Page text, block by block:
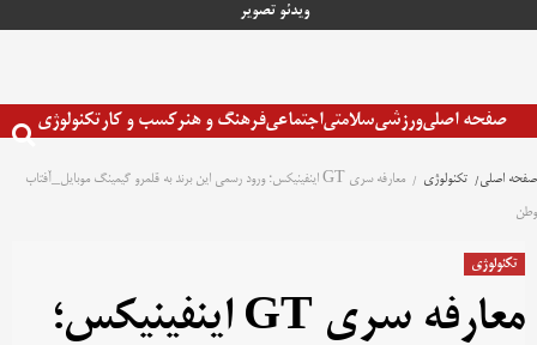
ویدئو تصویر
صفحه اصلیورزشیسلامتیاجتماعیفرهنگ و هنرکسب و کارتکنولوژی
صفحه اصلی تکنولوژی
معارفه سری GT اینفینیکس؛ ورود رسمی این برند به قلمرو گیمینگ موبایل_آفتاب
وطن
تکنولوژی
معارفه سری GT اینفینیکس؛